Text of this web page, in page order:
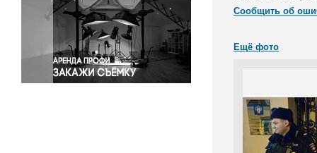
Спорт
Экология
Экономика и бизнес
Сообщить об
Ещё фото